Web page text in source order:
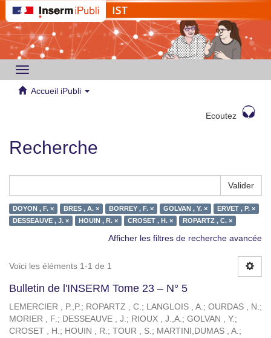
Toggle
navigation
Accueil iPubli
Ecoutez
Recherche
Valider
DOYON , F. × BRES , A. × BORREY , F. × GOLVAN , Y. ×
ERVET , P. ×
DESSEAUVE , J. ×
HOUIN , R. × CROSET , H. × ROPARTZ , C. ×
Afficher les filtres de recherche avancée
Voici les éléments 1-1 de 1
Bulletin de l'INSERM Tome 23 – N° 5
LEMERCIER , P.,P.; ROPARTZ , C.; LANGLOIS , A.; OURDAS , N.;
MORIER , F.; DESSEAUVE , J.; RIOUX , J.,A.; GOLVAN , Y.;
CROSET , H.; HOUIN , R.; TOUR , S.; MARTINI,DUMAS , A.;